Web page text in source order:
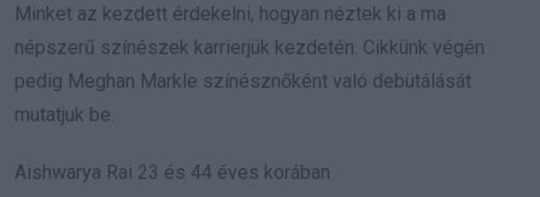
Minket az kezdett érdekelni, hogyan néztek ki a ma
népszerű színészek karrierjük kezdetén. Cikkünk végén
pedig Meghan Markle színésznőként való debütálását
mutatjuk be.
Aishwarya Rai 23 és 44 éves korában